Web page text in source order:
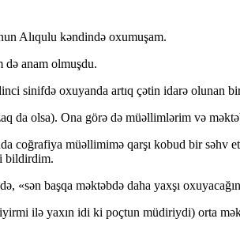
Alıqulu kəndində oxumuşam.
anam olmuşdu.
sinifdə oxuyanda artıq çətin idarə olunan
da olsa). Ona görə də müəllimlərim və
coğrafiya müəllimimə qarşı kobud bir
bildirdim.
«sən başqa məktəbdə daha yaxşı
ilə yaxın idi ki poçtun müdiriydi) orta